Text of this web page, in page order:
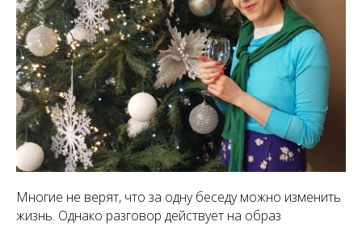
Многие не верят, что за одну беседу можно изменить
жизнь. Однако разговор действует на образ